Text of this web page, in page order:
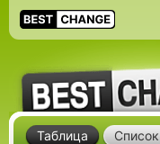
Таблица Список